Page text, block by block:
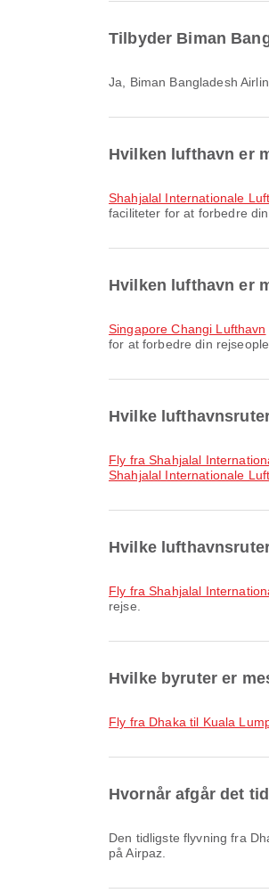
Tilbyder Biman
Ja, Biman Bangladesh
Hvilken lufthavn er
Shahjalal Internationale
faciliteter for at forbedre
Hvilken lufthavn er
Singapore Changi Lufthavn
for at forbedre din
Hvilke
fly fra Shahjalal
Shahjalal Internationale
Hvilke
fly fra Shahjalal
rejse.
Hvilke byruter er
fly fra Dhaka til Kuala
Hvornår afgår det
Den tidligste flyvning fra Dhaka til Singapore med Biman Bangladesh Airlines afgår kl. 08.25. Du kan se denne tidsplan og sammenligne andre tilgængelige flymuligheder
på Airpaz.